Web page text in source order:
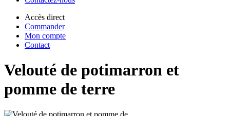
Accès direct
Commander
Mon compte
Contact
Velouté de potimarron et
pomme de terre